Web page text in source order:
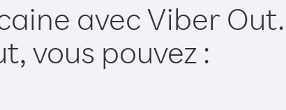
avec Viber Out.
vous pouvez :